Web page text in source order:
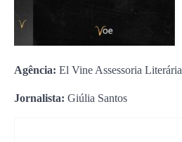
Agência: El Vine Assessoria Literária
Jornalista: Giúlia Santos